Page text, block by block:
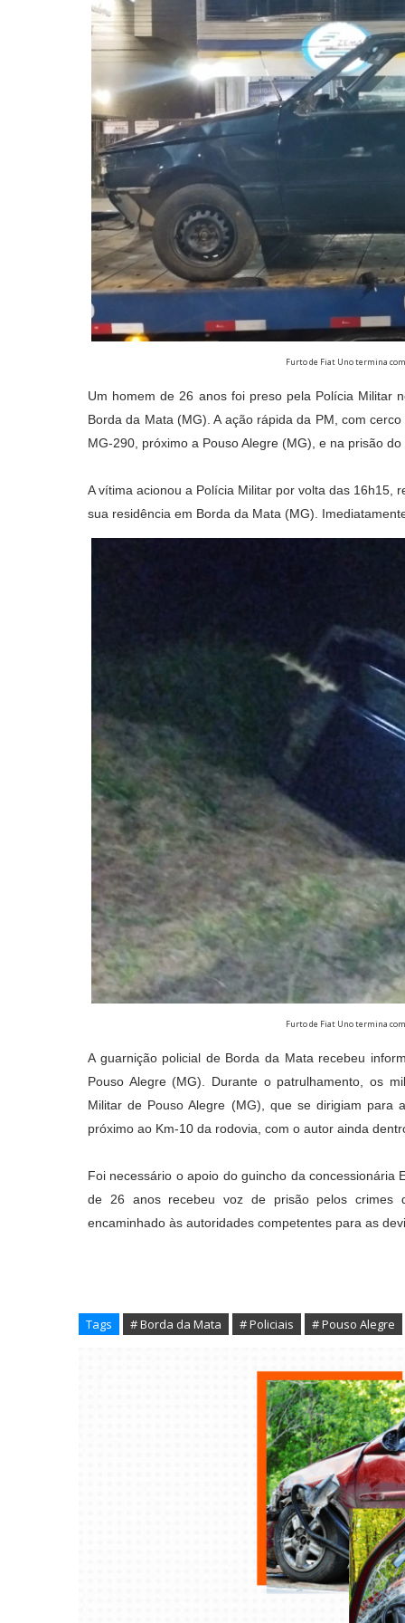
Furto de Fiat Uno termina
Um homem de 26 anos foi preso pela Polícia Militar
Borda da Mata (MG). A ação rápida da PM, com
MG-290, próximo a Pouso Alegre (MG), e na prisão do
A vítima acionou a Polícia Militar por volta das 16h15,
sua residência em Borda da Mata (MG).
Furto de Fiat Uno termina
A guarnição policial de Borda da Mata recebeu
Pouso Alegre (MG). Durante o patrulhamento, os
Militar de Pouso Alegre (MG), que se dirigiam para
próximo ao Km-10 da rodovia, com o autor ainda
Foi necessário o apoio do guincho da
de 26 anos recebeu voz de prisão pelos crimes
encaminhado às autoridades competentes para as
Tags # Borda da Mata # Policiais # Pouso Alegre